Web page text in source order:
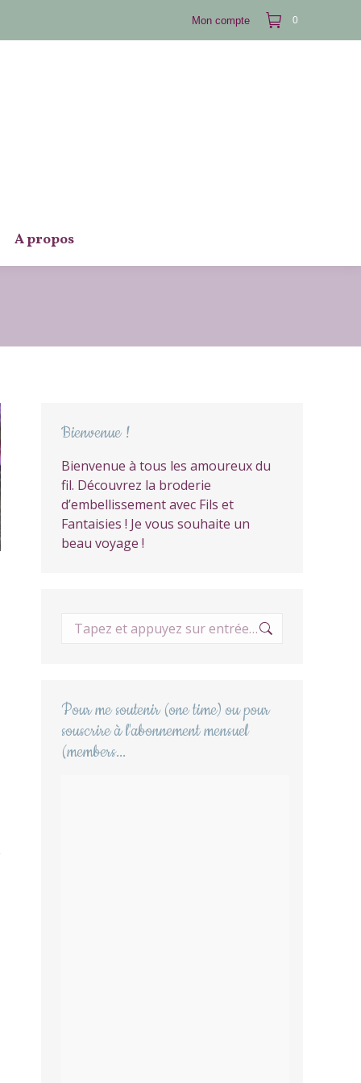
Mon compte 0
A propos
Bienvenue !
Bienvenue à tous les amoureux du
fil. Découvrez la broderie
d’embellissement avec Fils et
Fantaisies ! Je vous souhaite un
beau voyage !
Recherche
Pour me soutenir (one time) ou pour
souscrire à l'abonnement mensuel
(members...